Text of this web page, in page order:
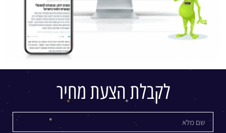
לקבלת הצעת מחיר